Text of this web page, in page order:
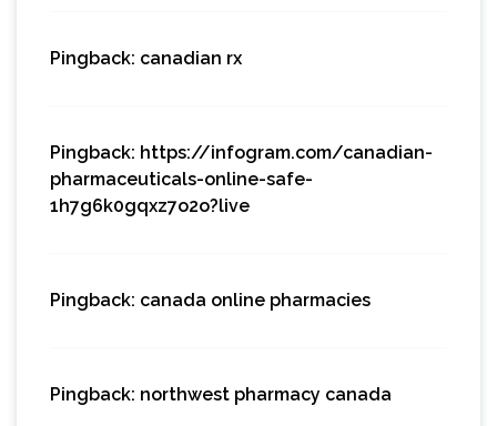
Pingback: canadian rx
Pingback: https://infogram.com/canadian-
pharmaceuticals-online-safe-
1h7g6k0gqxz7o2o?live
Pingback: canada online pharmacies
Pingback: northwest pharmacy canada